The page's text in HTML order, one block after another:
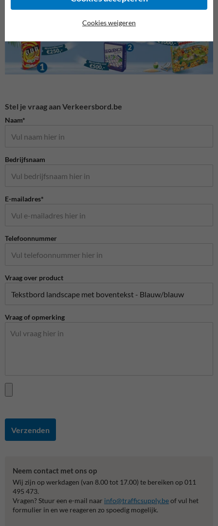
Stel je vraag aan Verkeersbord.be
Naam*
Bedrijfsnaam
E-mailadres*
Telefoonnummer
Vraag over product
Vraag of opmerking
Verzenden
Neem contact met ons op
Wij zijn op werkdagen (van 8.00 tot 17.00) te bereiken op 011
495 473.
Vragen? Stuur een e-mail naar info@trafficsupply.beof vul het
formulier in en we reageren zo spoedig mogelijk.
Cookies weigeren